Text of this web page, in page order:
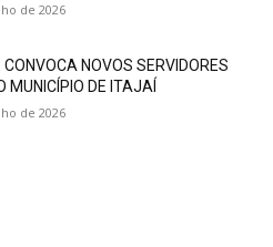
de 2026
CONVOCA NOVOS SERVIDORES
MUNICÍPIO DE ITAJAÍ
de 2026